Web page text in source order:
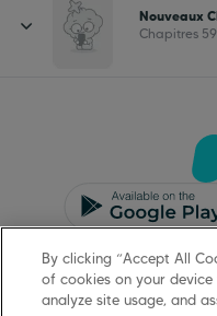
Nouveaux
Chapitres
Protection des
By clicking “Accept All
of cookies on your
analyze site usage, and